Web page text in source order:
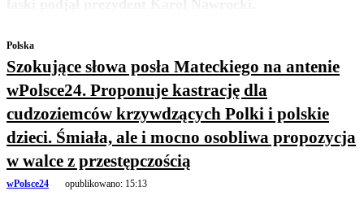
Polska
Szokujące słowa posła Mateckiego na antenie
wPolsce24. Proponuje kastrację dla
cudzoziemców krzywdzących Polki i polskie
dzieci. Śmiała, ale i mocno osobliwa propozycja
w walce z przestępczością
wPolsce24 opublikowano: 15:13